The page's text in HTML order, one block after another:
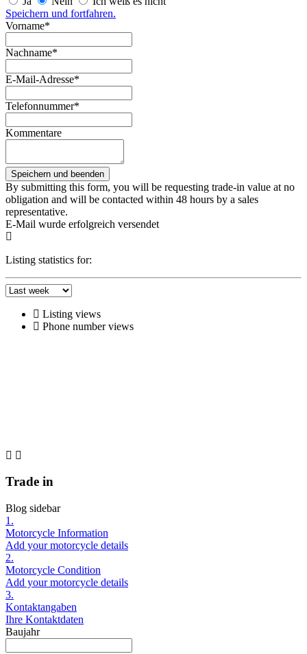
Speichern und fortfahren.
Vorname*
Nachname*
E-Mail-Adresse*
Telefonnummer*
Kommentare
By submitting this form, you will be requesting trade-in value at no
obligation and will be contacted within 48 hours by a sales
representative.
E-Mail wurde erfolgreich versendet
Listing statistics for:
Listing views
Phone number views
Trade in
Blog sidebar
1.
Motorcycle Information
Add your motorcycle details
2.
Motorcycle Condition
Add your motorcycle details
3.
Kontaktangaben
Ihre Kontaktdaten
Baujahr